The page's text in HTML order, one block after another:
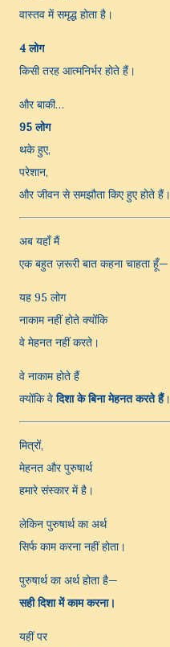
वास्तव में समृद्ध होता है।
4 लोग
किसी तरह आत्मनिर्भर होते हैं।
और बाकी…
95 लोग
थके हुए,
परेशान,
और जीवन से समझौता किए हुए होते हैं।
अब यहाँ मैं
एक बहुत ज़रूरी बात कहना चाहता हूँ—
यह 95 लोग
नाकाम नहीं होते क्योंकि
वे मेहनत नहीं करते।
वे नाकाम होते हैं
क्योंकि वेदिशा के बिना मेहनत करते हैं।
मित्रों,
मेहनत और पुरुषार्थ
हमारे संस्कार में है।
लेकिन पुरुषार्थ का अर्थ
सिर्फ काम करना नहीं होता।
पुरुषार्थ का अर्थ होता है—
सही दिशा में काम करना।
यहीं पर